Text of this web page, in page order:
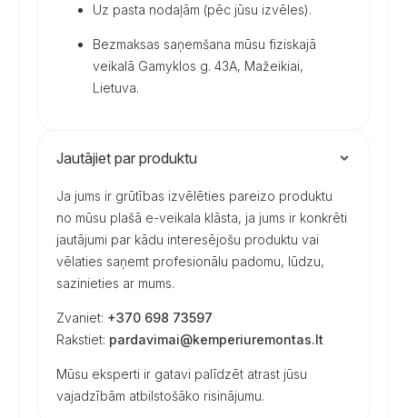
Uz pasta nodaļām (pēc jūsu izvēles).
Bezmaksas saņemšana mūsu fiziskajā
veikalā Gamyklos g. 43A, Mažeikiai,
Lietuva.
Jautājiet par produktu
Ja jums ir grūtības izvēlēties pareizo produktu
no mūsu plašā e-veikala klāsta, ja jums ir konkrēti
jautājumi par kādu interesējošu produktu vai
vēlaties saņemt profesionālu padomu, lūdzu,
sazinieties ar mums.
Zvaniet: +370 698 73597
Rakstiet: pardavimai@kemperiuremontas.lt
Mūsu eksperti ir gatavi palīdzēt atrast jūsu
vajadzībām atbilstošāko risinājumu.